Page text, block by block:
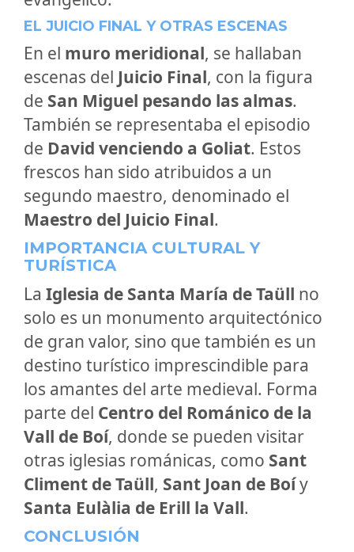
EL JUICIO FINAL Y OTRAS ESCENAS
En el muro meridional, se hallaban
escenas del Juicio Final, con la figura
de San Miguel pesando las almas.
También se representaba el episodio
de David venciendo a Goliat. Estos
frescos han sido atribuidos a un
segundo maestro, denominado el
Maestro del Juicio Final.
IMPORTANCIA CULTURAL Y
TURÍSTICA
La Iglesia de Santa María de Taüll no
solo es un monumento arquitectónico
de gran valor, sino que también es un
destino turístico imprescindible para
los amantes del arte medieval. Forma
parte del Centro del Románico de la
Vall de Boí, donde se pueden visitar
otras iglesias románicas, como Sant
Climent de Taüll, Sant Joan de Boíy
Santa Eulàlia de Erill la Vall.
CONCLUSIÓN